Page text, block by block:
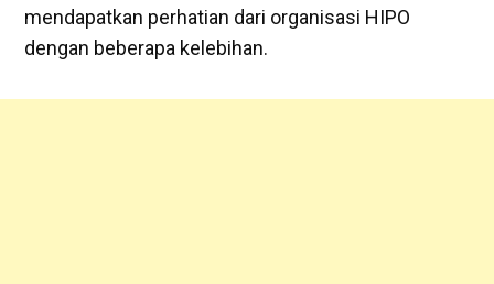
mendapatkan perhatian dari organisasi HIPO
dengan beberapa kelebihan.